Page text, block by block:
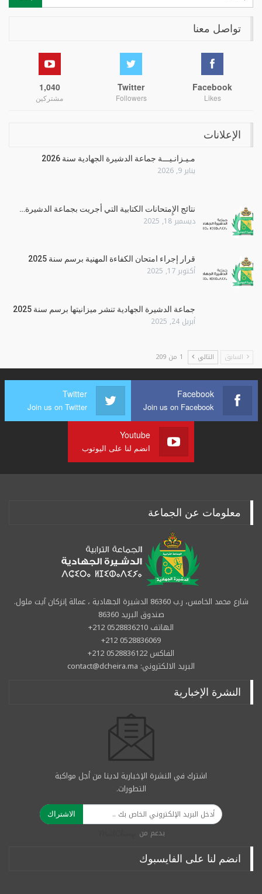
تواصل معنا
Facebook
Likes
Twitter
Followers
1,040
مشتركين
الإعلانات
مـيـزانـيـــة جماعة الدشيرة الجهادية سنة 2026
يناير 9, 2026
نتائج الإِمتحانات الكتابية التي أجريت بجماعة الدشيرة…
ديسمبر 18, 2025
قرار إجراء امتحان الكفاءة المهنية برسم سنة 2025
أكتوبر 17, 2025
جماعة الدشيرة الجهادية تنشر ميزانيتها برسم سنة 2025
أبريل 24, 2025
السابق التالي 1 من 209
Facebook
Join us on Facebook
Twitter
Join us on Twitter
Youtube
انضم لنا على اليوتوب
معلومات عن الجماعة
شارع محمد الخامس، ر.ب 86360 الدشيرة الجهادية ، عمالة إنزكان آيت ملول.
صندوق البريد 86360
الهاتف 0528836210 212+
0528836069 212+
الفاكس 0528836122 212+
البريد الالكتروني: contact@dcheira.ma
النشرة الإخبارية
اشترك في النشرة الإخبارية لدينا من أجل مواكبة
التطورات.
الاشتراك
بدعم من
انضم لنا على الفايسبوك